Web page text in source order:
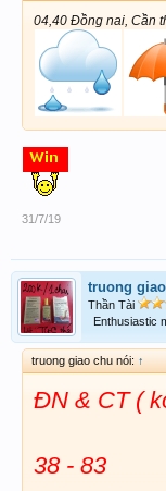
04,40 Đồng nai, Cần
31/7/19
truong
Thần Tài
Enthusiastic
truong giao chu nói: ↑
ĐN & CT (
38 - 83